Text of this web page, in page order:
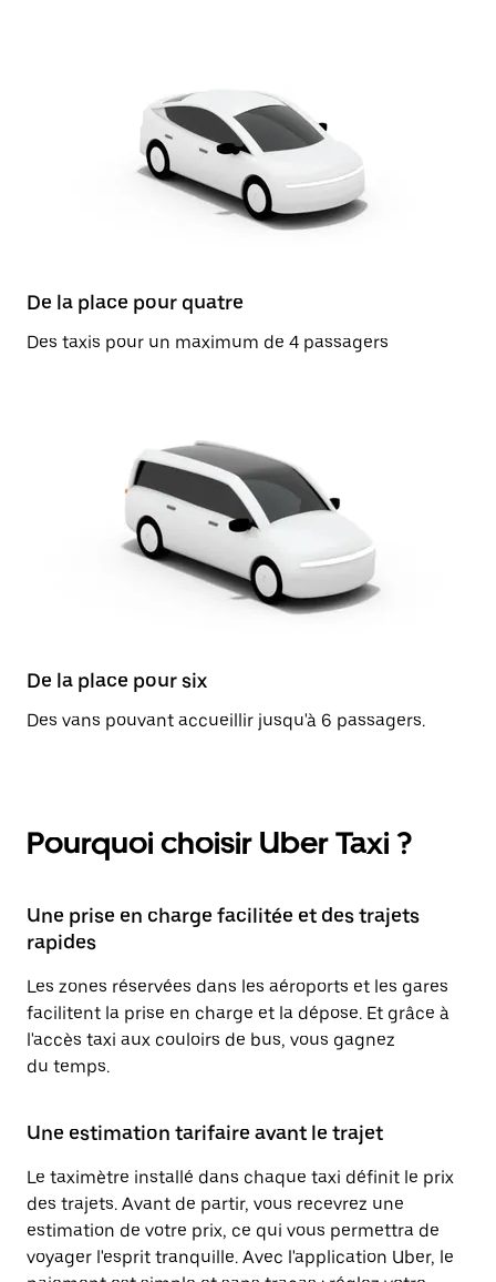
De la place pour quatre
Des taxis pour un maximum de 4 passagers
De la place pour six
Des vans pouvant accueillir jusqu'à 6 passagers.
Pourquoi choisir Uber Taxi ?
Une prise en charge facilitée et des trajets
rapides
Les zones réservées dans les aéroports et les gares
facilitent la prise en charge et la dépose. Et grâce à
l'accès taxi aux couloirs de bus, vous gagnez
du temps.
Une estimation tarifaire avant le trajet
Le taximètre installé dans chaque taxi définit le prix
des trajets. Avant de partir, vous recevrez une
estimation de votre prix, ce qui vous permettra de
voyager l'esprit tranquille. Avec l'application Uber, le